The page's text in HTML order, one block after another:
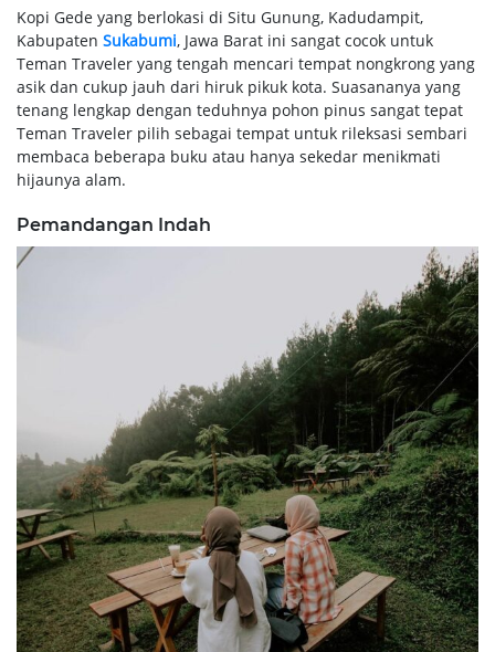
Kopi Gede yang berlokasi di Situ Gunung, Kadudampit,
Kabupaten Sukabumi, Jawa Barat ini sangat cocok untuk
Teman Traveler yang tengah mencari tempat nongkrong yang
asik dan cukup jauh dari hiruk pikuk kota. Suasananya yang
tenang lengkap dengan teduhnya pohon pinus sangat tepat
Teman Traveler pilih sebagai tempat untuk rileksasi sembari
membaca beberapa buku atau hanya sekedar menikmati
hijaunya alam.
Pemandangan Indah